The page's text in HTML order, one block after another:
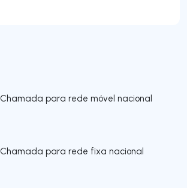
Chamada para rede móvel nacional
Chamada para rede fixa nacional